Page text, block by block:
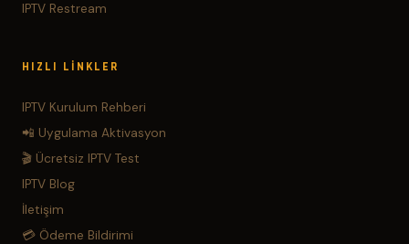
IPTV Restream
HIZLI LINKLER
IPTV Kurulum Rehberi
📲 Uygulama Aktivasyon
🎬 Ücretsiz IPTV Test
IPTV Blog
İletişim
💳 Ödeme Bildirimi